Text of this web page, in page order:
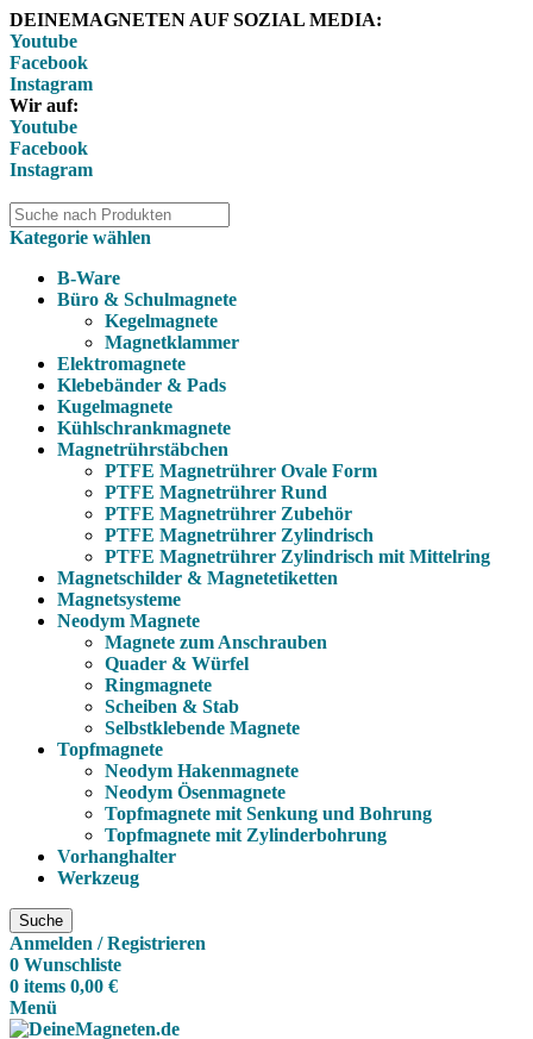
DEINEMAGNETEN AUF SOZIAL MEDIA:
Youtube
Facebook
Instagram
Wir auf:
Youtube
Facebook
Instagram
Kategorie wählen
B-Ware
Büro & Schulmagnete
Kegelmagnete
Magnetklammer
Elektromagnete
Klebebänder & Pads
Kugelmagnete
Kühlschrankmagnete
Magnetrührstäbchen
PTFE Magnetrührer Ovale Form
PTFE Magnetrührer Rund
PTFE Magnetrührer Zubehör
PTFE Magnetrührer Zylindrisch
PTFE Magnetrührer Zylindrisch mit Mittelring
Magnetschilder & Magnetetiketten
Magnetsysteme
Neodym Magnete
Magnete zum Anschrauben
Quader & Würfel
Ringmagnete
Scheiben & Stab
Selbstklebende Magnete
Topfmagnete
Neodym Hakenmagnete
Neodym Ösenmagnete
Topfmagnete mit Senkung und Bohrung
Topfmagnete mit Zylinderbohrung
Vorhanghalter
Werkzeug
Suche
Anmelden / Registrieren
0 Wunschliste
0 items 0,00 €
Menü